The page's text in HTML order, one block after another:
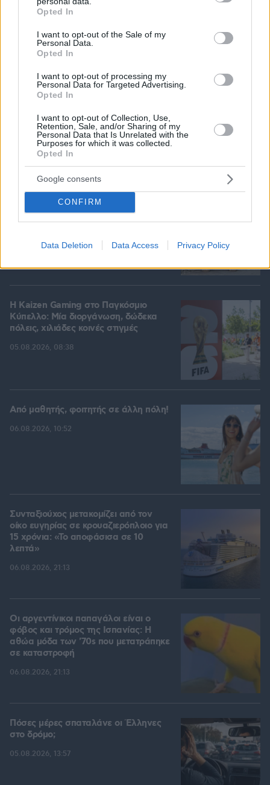
grant or deny consent to Google and its third-party tags to
use your data for below specified purposes in below Google
consent section.
Opted In
I want to opt-out of the Sale of my
Personal Data.
Opted In
I want to opt-out of processing my
Personal Data for Targeted Advertising.
Opted In
I want to opt-out of Collection, Use,
Retention, Sale, and/or Sharing of my
Personal Data that Is Unrelated with the
Purposes for which it was collected.
Opted In
Google consents
CONFIRM
Data Deletion Data Access Privacy Policy
Αφροδίτη στον Ζυγό από σήμερα: Τα τυχερά
ζώδια
06.08.2026, 17:31
11 επιβλητικά μοναστήρια σε νησιά της
Ελλάδας
H Kaizen Gaming στο Παγκόσμιο
Kύπελλο: Μία διοργάνωση, δώδεκα
πόλεις, χιλιάδες κοινές στιγμές
05.08.2026, 08:38
Από μαθητής, φοιτητής σε άλλη πόλη!
06.08.2026, 10:52
Συνταξιούχος μετακομίζει από τον
οίκο ευγηρίας σε κρουαζιερόπλοιο για
15 χρόνια: «Το αποφάσισα σε 10
λεπτά»
06.08.2026, 21:13
Οι αργεντίνικοι παπαγάλοι είναι ο
φόβος και τρόμος της Ισπανίας: Η
αθώα μόδα των '70s που μετατράπηκε
σε καταστροφή
06.08.2026, 21:13
Πόσες μέρες σπαταλάνε οι Έλληνες
στο δρόμο;
05.08.2026, 13:57